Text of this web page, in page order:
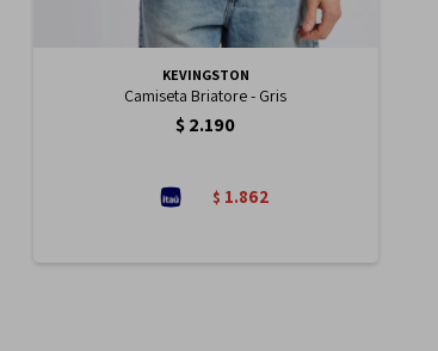
KEVINGSTON
Camiseta Briatore - Gris
$2.190
$ 1.862